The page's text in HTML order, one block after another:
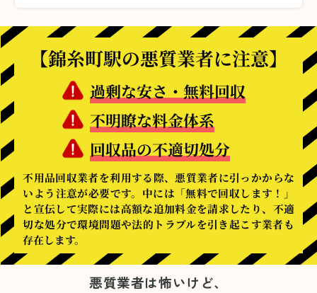
【錦糸町駅の悪質業者に注意】
過剰な安さ・無料回収
不明瞭な料金体系
回収品の不適切処分
不用品回収業者を利用する際、悪質業者に引っかからな
いよう注意が必要です。中には「無料で回収します！」
と宣伝して実際には高額な追加料金を請求したり、不適
切な処分で環境問題や法的トラブルを引き起こす業者も
存在します。
悪質業者は怖いけど、